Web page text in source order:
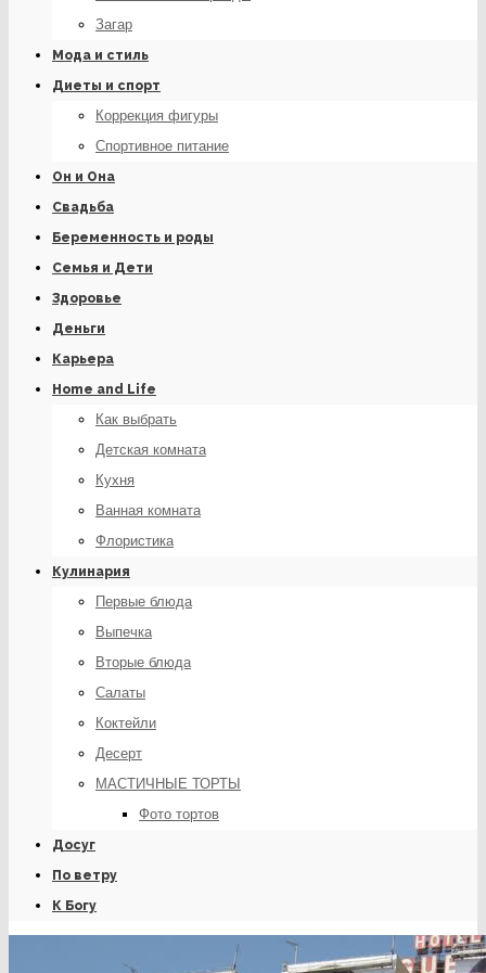
Загар
Мода и стиль
Диеты и спорт
Коррекция фигуры
Спортивное питание
Он и Она
Свадьба
Беременность и роды
Семья и Дети
Здоровье
Деньги
Карьера
Home and Life
Как выбрать
Детская комната
Кухня
Ванная комната
Флористика
Кулинария
Первые блюда
Выпечка
Вторые блюда
Салаты
Коктейли
Десерт
МАСТИЧНЫЕ ТОРТЫ
Фото тортов
Досуг
По ветру
К Богу